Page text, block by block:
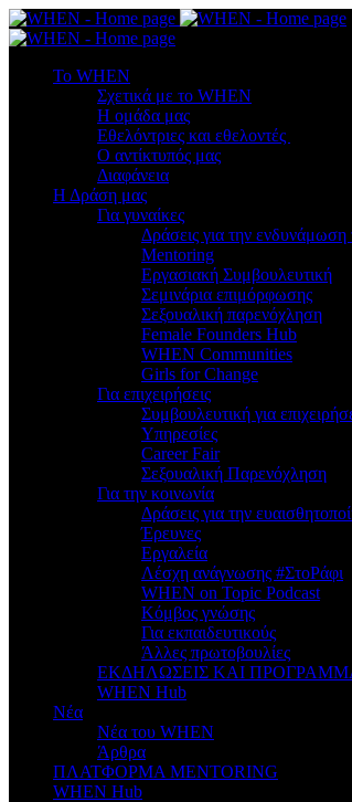
To WHEN
Σχετικά με το WHEN
Η ομάδα μας
Εθελόντριες και εθελοντές
Ο αντίκτυπός μας
Διαφάνεια
Η Δράση μας
Για γυναίκες
Δράσεις για την
Mentoring
Εργασιακή Συμβουλευτική
Σεμινάρια επιμόρφωσης
Σεξουαλική παρενόχληση
Female Founders Hub
WHEN Communities
Girls for Change
Για επιχειρήσεις
Συμβουλευτική για
Υπηρεσίες
Career Fair
Σεξουαλική Παρενόχληση
Για την κοινωνία
Δράσεις για την
Έρευνες
Εργαλεία
Λέσχη ανάγνωσης #ΣτοΡάφι
WHEN on Topic Podcast
Κόμβος γνώσης
Για εκπαιδευτικούς
Άλλες πρωτοβουλίες
ΕΚΔΗΛΩΣΕΙΣ ΚΑΙ
WHEN Hub
Νέα
Νέα του WHEN
Άρθρα
ΠΛΑΤΦΟΡΜΑ MENTORING
WHEN Hub